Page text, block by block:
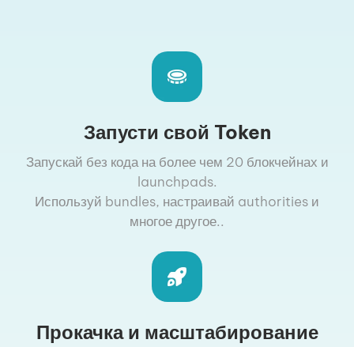
Запусти свой Token
Запускай без кода на более чем 20 блокчейнах и
launchpads.
Используй bundles, настраивай authorities и
многое другое..
Прокачка и масштабирование